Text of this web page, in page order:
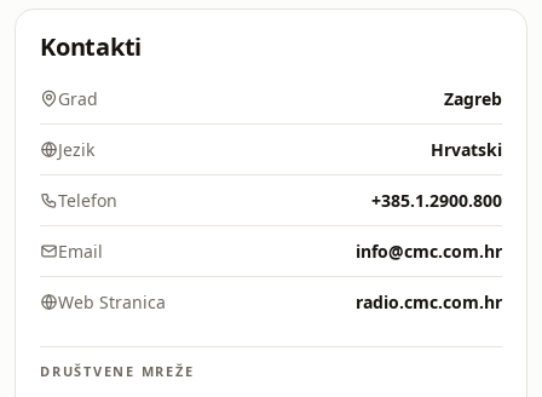
Kontakti
Grad Zagreb
Jezik Hrvatski
Telefon +385.1.2900.800
Email info@cmc.com.hr
Web Stranica radio.cmc.com.hr
DRUŠTVENE MREŽE